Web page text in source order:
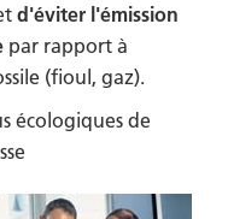
d'éviter l'émission
par rapport à
(fioul, gaz).
écologiques de